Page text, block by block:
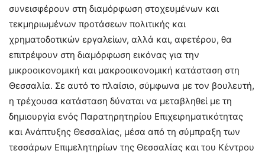
συνεισφέρουν στη διαμόρφωση στοχευμένων και
τεκμηριωμένων προτάσεων πολιτικής και
χρηματοδοτικών εργαλείων, αλλά και, αφετέρου, θα
επιτρέψουν στη διαμόρφωση εικόνας για την
μικροοικονομική και μακροοικονομική κατάσταση στη
Θεσσαλία. Σε αυτό το πλαίσιο, σύμφωνα με τον βουλευτή,
η τρέχουσα κατάσταση δύναται να μεταβληθεί με τη
δημιουργία ενός Παρατηρητηρίου Επιχειρηματικότητας
και Ανάπτυξης Θεσσαλίας, μέσα από τη σύμπραξη των
τεσσάρων Επιμελητηρίων της Θεσσαλίας και του Κέντρου